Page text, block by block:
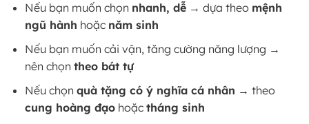
Nếu bạn muốn chọn nhanh, dễ→ dựa theo mệnh
ngũ hành hoặc năm sinh
Nếu bạn muốn cải vận, tăng cường năng lượng →
nên chọn theo bát tự
Nếu chọn quà tặng có ý nghĩa cá nhân → theo
cung hoàng đạohoặc tháng sinh